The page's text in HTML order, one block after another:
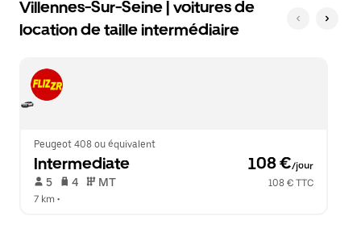
Villennes-Sur-Seine | voitures de
location de taille intermédiaire
Peugeot 408 ou équivalent
Intermediate 108 €/jour
5 4 MT
108 € TTC
7 km •